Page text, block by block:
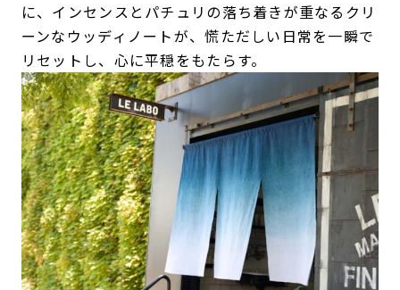
に、インセンスとパチュリの落ち着きが重なるクリ
ーンなウッディノートが、慌ただしい日常を一瞬で
リセットし、心に平穏をもたらす。